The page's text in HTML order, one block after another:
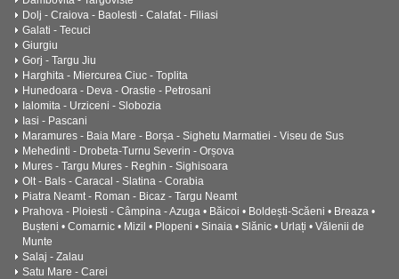
Dolj - Craiova - Baolesti - Calafat - Filiasi
Galati - Tecuci
Giurgiu
Gorj - Targu Jiu
Harghita - Miercurea Ciuc - Toplita
Hunedoara - Deva - Orastie - Petrosani
Ialomita - Urziceni - Slobozia
Iasi - Pascani
Maramures - Baia Mare - Borșa - Sighetu Marmatiei - Viseu de Sus
Mehedinti - Drobeta-Turnu Severin - Orșova
Mures - Targu Mures - Reghin - Sighisoara
Olt - Bals - Caracal - Slatina - Corabia
Piatra Neamt - Roman - Bicaz - Targu Neamt
Prahova - Ploiesti - Câmpina - Azuga • Băicoi • Boldești-Scăeni • Breaza •
Bușteni • Comarnic • Mizil • Plopeni • Sinaia • Slănic • Urlați • Vălenii de
Munte
Salaj - Zalau
Satu Mare - Carei